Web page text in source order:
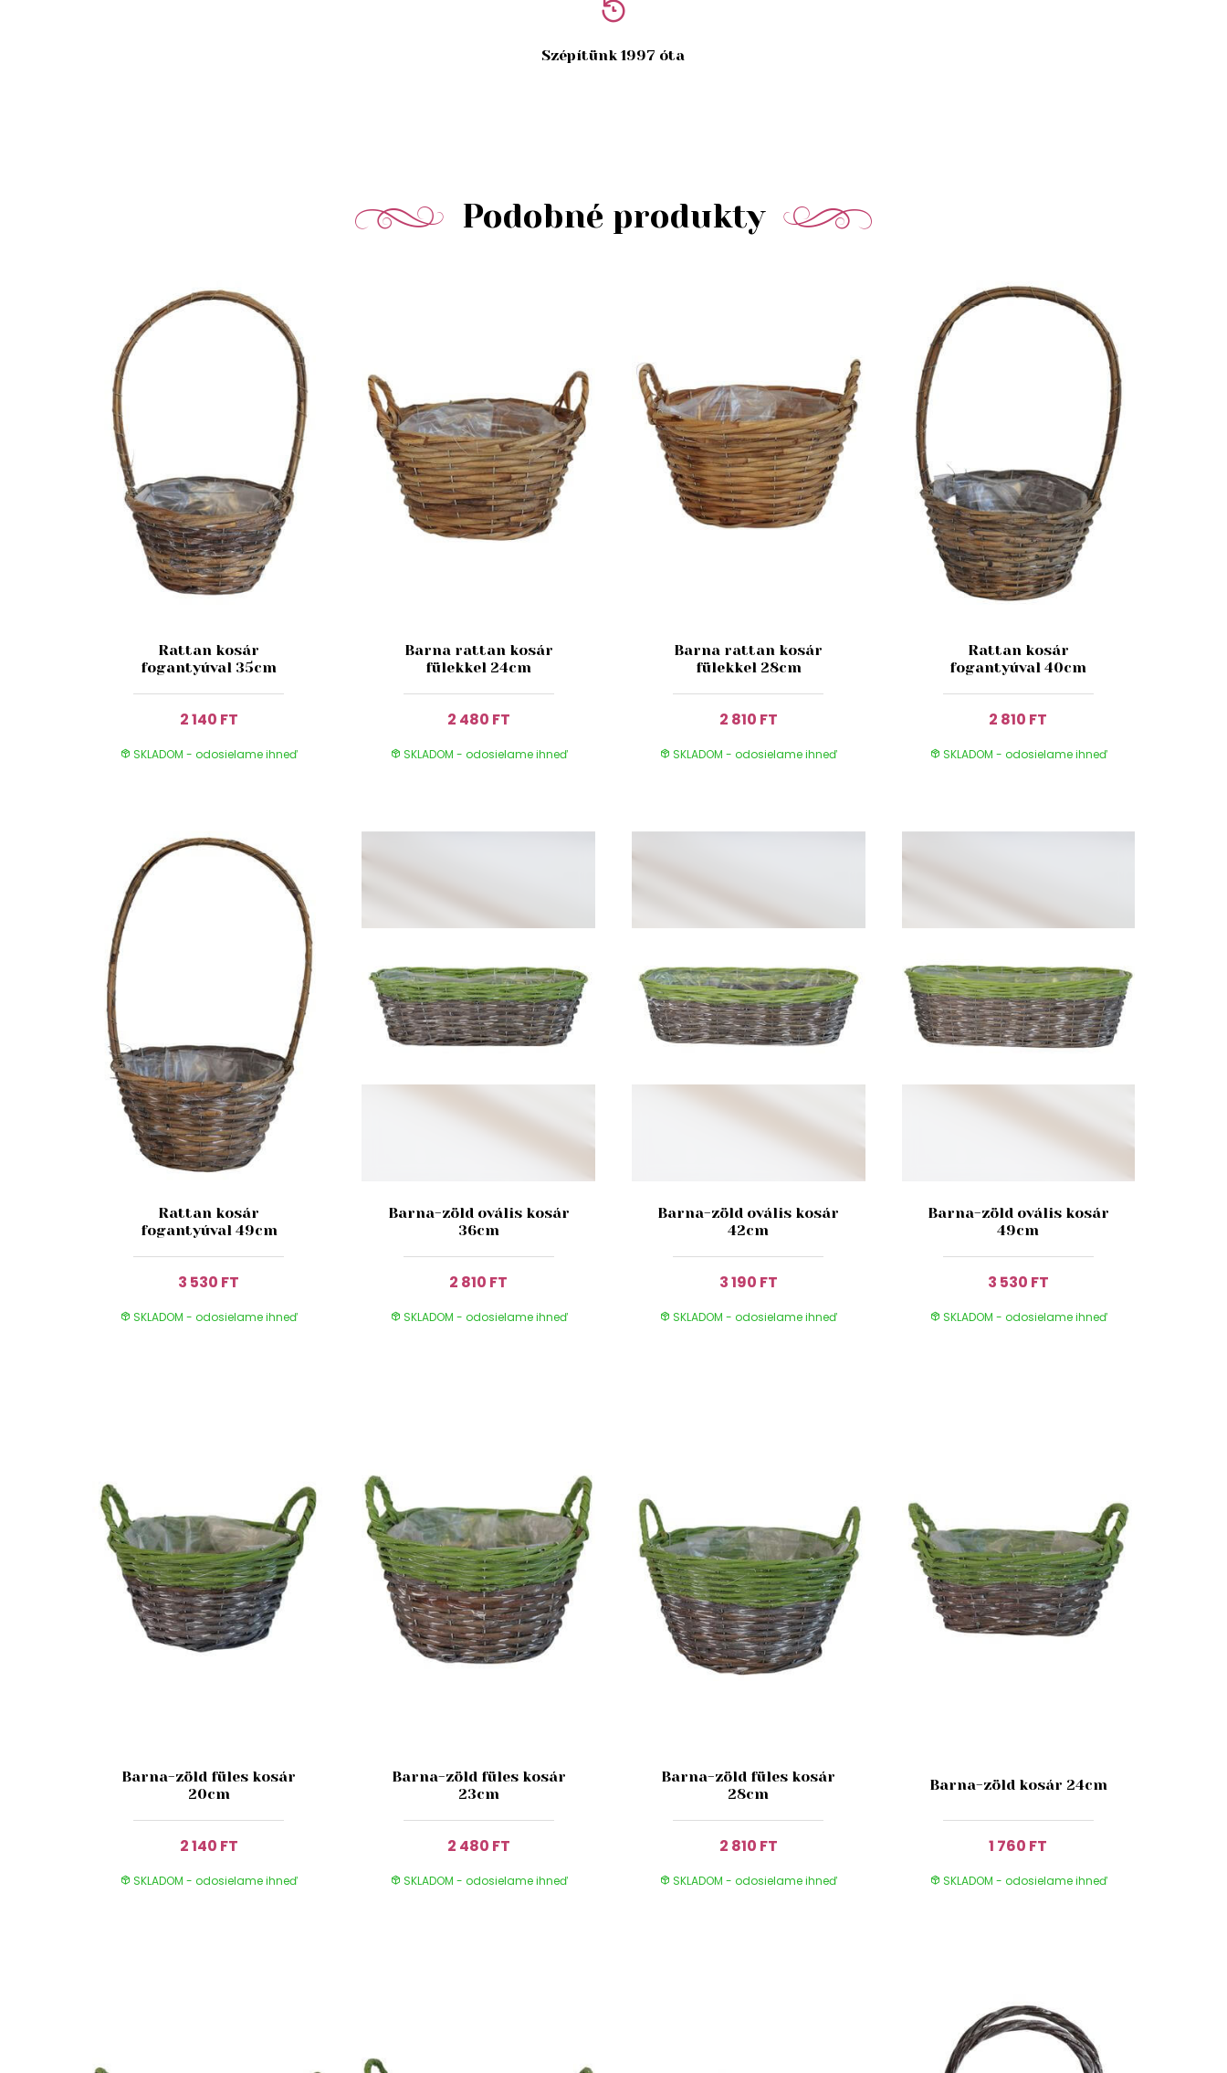
Szépítünk 1997 óta
Podobné produkty
Rattan kosár
fogantyúval 35cm
2 140 FT
SKLADOM - odosielame ihneď
Barna rattan kosár
fülekkel 24cm
2 480 FT
SKLADOM - odosielame ihneď
Barna rattan kosár
fülekkel 28cm
2 810 FT
SKLADOM - odosielame ihneď
Rattan kosár
fogantyúval 40cm
2 810 FT
SKLADOM - odosielame ihneď
Rattan kosár
fogantyúval 49cm
3 530 FT
SKLADOM - odosielame ihneď
Barna-zöld ovális kosár
36cm
2 810 FT
SKLADOM - odosielame ihneď
Barna-zöld ovális kosár
42cm
3 190 FT
SKLADOM - odosielame ihneď
Barna-zöld ovális kosár
49cm
3 530 FT
SKLADOM - odosielame ihneď
Barna-zöld füles kosár
20cm
2 140 FT
SKLADOM - odosielame ihneď
Barna-zöld füles kosár
23cm
2 480 FT
SKLADOM - odosielame ihneď
Barna-zöld füles kosár
28cm
2 810 FT
SKLADOM - odosielame ihneď
Barna-zöld kosár 24cm
1 760 FT
SKLADOM - odosielame ihneď